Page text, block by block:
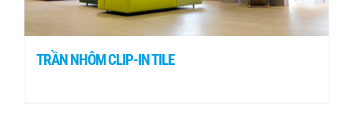
TRẦN NHÔM CLIP-IN TILE